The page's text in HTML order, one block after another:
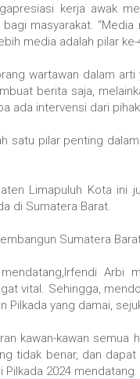
kerja awak
masyarakat.
media adalah pilar ke-
wartawan dalam
berita saja,
ada intervensi dari pihak
satu pilar penting
Limapuluh Kota
di Sumatera Barat.
Sumatera
Arbi
vital. Sehingga,
Pilkada yang damai,
kawan-kawan
tidak benar, dan
2024 mendatang.